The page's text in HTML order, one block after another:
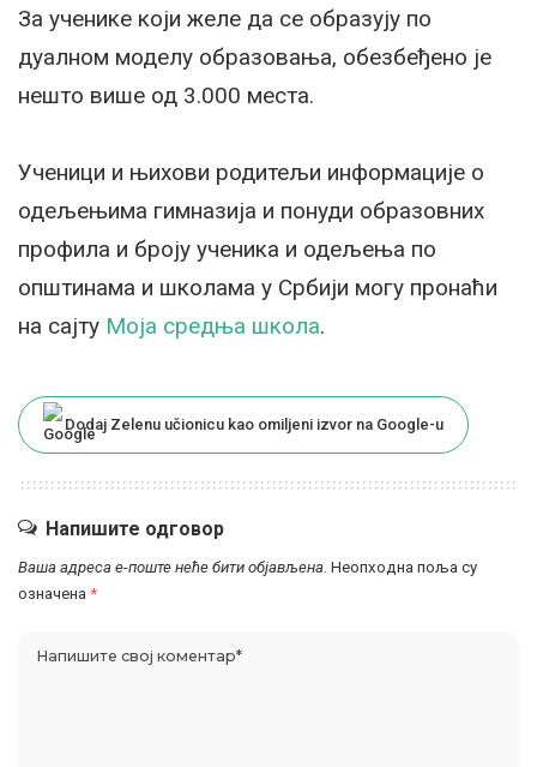
За ученике који желе да се образују по
дуалном моделу образовања, обезбеђено је
нешто више од 3.000 места.
Ученици и њихови родитељи информације о
одељењима гимназија и понуди образовних
профила и броју ученика и одељења по
општинама и школама у Србији могу пронаћи
на сајту Моја средња школа.
Dodaj Zelenu učionicu kao omiljeni izvor na Google-u
Напишите одговор
Ваша адреса е-поште неће бити објављена. Неопходна поља су
означена *